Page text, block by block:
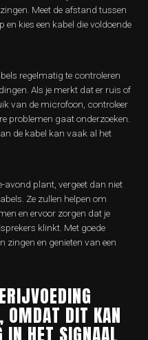
Meet de afstand tussen
kies een kabel die voldoende
regelmatig te controleren
Als je merkt dat er ruis of
van de microfoon, controleer
problemen gaat onderzoeken.
de kabel kan vaak al het
avond plant, vergeet dan niet
Ze zullen helpen om
en ervoor zorgen dat je
klinkt. Met goede
zingen en genieten van een
OMDAT DIT KAN
IN HET SIGNAAL